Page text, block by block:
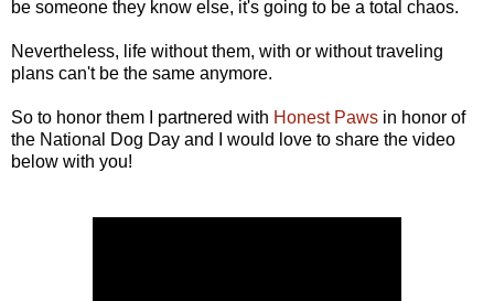
be someone they know else, it's going to be a total chaos.
Nevertheless, life without them, with or without traveling
plans can't be the same anymore.
So to honor them I partnered with Honest Paws in honor of
the National Dog Day and I would love to share the video
below with you!